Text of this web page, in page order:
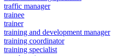
traffic manager
trainee
trainer
training and development manager
training coordinator
training specialist